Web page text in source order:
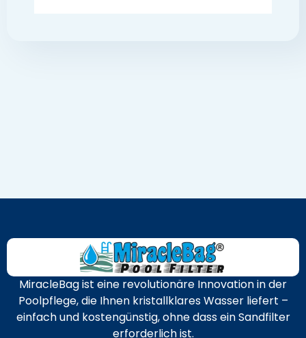
MiracleBag ist eine revolutionäre Innovation in der
Poolpflege, die Ihnen kristallklares Wasser liefert –
einfach und kostengünstig, ohne dass ein Sandfilter
erforderlich ist.